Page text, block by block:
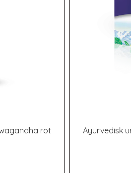
rot
Ayurvedisk